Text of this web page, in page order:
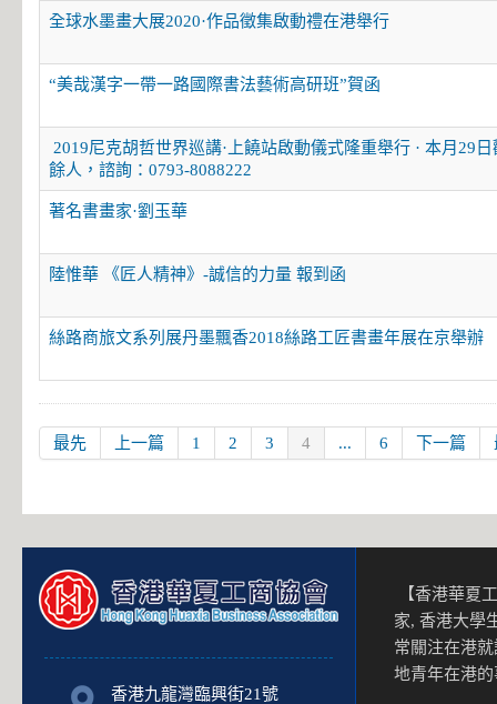
全球水墨畫大展2020·作品徵集啟動禮在港舉行
“美哉漢字一帶一路國際書法藝術高研班”賀函
2019尼克胡哲世界巡講·上饒站啟動儀式隆重舉行 · 本月29
餘人，諮詢：0793-8088222
著名書畫家·劉玉華
陸惟華 《匠人精神》-誠信的力量 報到函
絲路商旅文系列展丹墨飄香2018絲路工匠書畫年展在京舉辦
最先 上一篇 1 2 3 4 ... 6 下一篇
香港九龍灣臨興街21號
【香港華夏
家, 香港大學
常關注在港
地青年在港